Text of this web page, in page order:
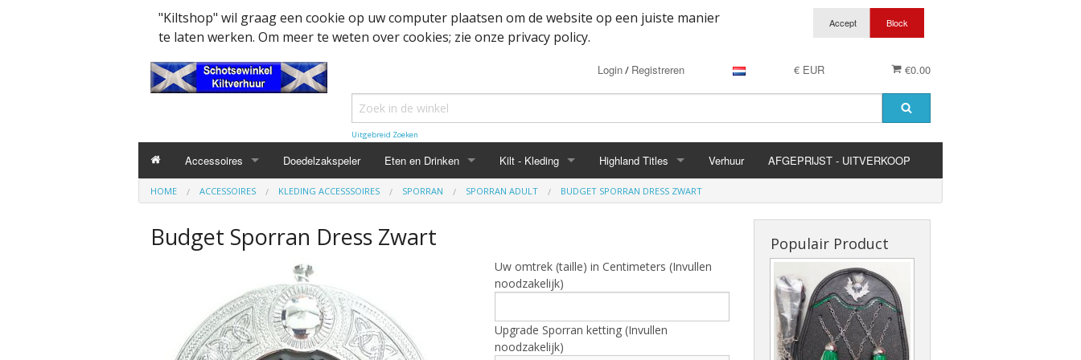
"Kiltshop" wil graag een cookie op uw computer plaatsen om de website op een juiste manier
te laten werken. Om meer te weten over cookies; zie onze privacy policy.
€0.00
€ EUR
Login/ Registreren
Uitgebreid Zoeken
Accessoires
Kleding accesssoiresBelt
MacPowder accessoires
Buckle
Cap Badges
Flashes
Collector items en CuriosaCap Badges Oud
Militairy Collector items
Wapenschild
Doedelzak - Piper - muziek benodigdheden
Mondkapjes
Doedelzakspeler Eten en Drinken
Haggis
IRN-BRU
Kilt - Kleding
Belted kilt - Great kilt
Cape
Jacket
Highland Titles
Highland Titles accessoires
Verhuur AFGEPRIJST - UITVERKOOP
HOME ACCESSOIRES KLEDING ACCESSSOIRES SPORRAN SPORRAN ADULT BUDGET SPORRAN DRESS ZWART
Budget Sporran Dress Zwart
Uw omtrek (taille) in Centimeters (Invullen
noodzakelijk)
Upgrade Sporran ketting (Invullen
noodzakelijk)
Populair Product